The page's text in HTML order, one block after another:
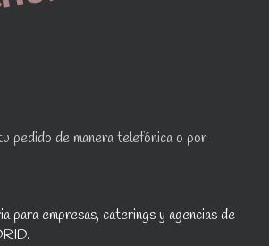
pedido de manera telefónica o por
para empresas, caterings y agencias de